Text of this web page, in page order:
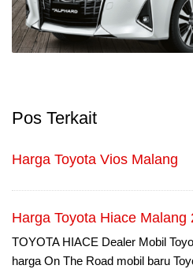
Pos Terkait
Harga Toyota Vios Malang
Harga Toyota Hiace Malang
TOYOTA HIACE Dealer Mobil
harga On The Road mobil baru